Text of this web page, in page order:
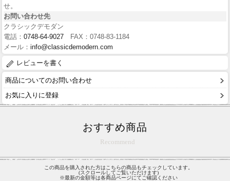
せ。
お問い合わせ先
クラシックデモダン
電話： 0748-64-9027 FAX：0748-83-1184
メール： info@classicdemodern.com
レビューを書く
商品についてのお問い合わせ
お気に入りに登録
おすすめ商品
Recommend
この商品を購入された方はこちらの商品もチェックしています。
(スクロールしてご覧いただけます)
※最新の金額等は各商品ページにてご確認ください